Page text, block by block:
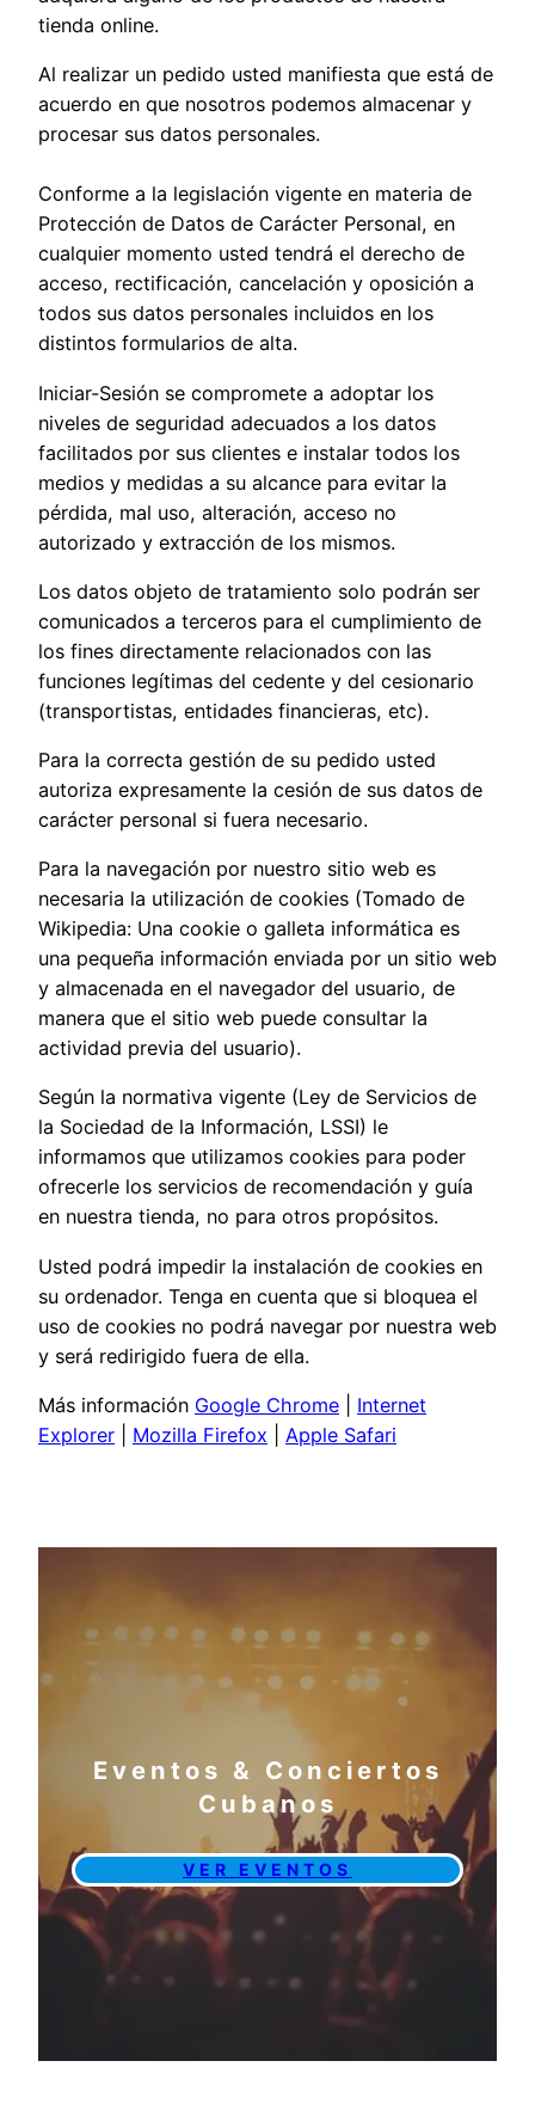
tienda online.
Al realizar un pedido usted manifiesta que está de
acuerdo en que nosotros podemos almacenar y
procesar sus datos personales.
Conforme a la legislación vigente en materia de
Protección de Datos de Carácter Personal, en
cualquier momento usted tendrá el derecho de
acceso, rectificación, cancelación y oposición a
todos sus datos personales incluidos en los
distintos formularios de alta.
Iniciar-Sesión se compromete a adoptar los
niveles de seguridad adecuados a los datos
facilitados por sus clientes e instalar todos los
medios y medidas a su alcance para evitar la
pérdida, mal uso, alteración, acceso no
autorizado y extracción de los mismos.
Los datos objeto de tratamiento solo podrán ser
comunicados a terceros para el cumplimiento de
los fines directamente relacionados con las
funciones legí­timas del cedente y del cesionario
(transportistas, entidades financieras, etc).
Para la correcta gestión de su pedido usted
autoriza expresamente la cesión de sus datos de
carácter personal si fuera necesario.
Para la navegación por nuestro sitio web es
necesaria la utilización de cookies (Tomado de
Wikipedia: Una cookie o galleta informática es
una pequeña información enviada por un sitio web
y almacenada en el navegador del usuario, de
manera que el sitio web puede consultar la
actividad previa del usuario).
Según la normativa vigente (Ley de Servicios de
la Sociedad de la Información, LSSI) le
informamos que utilizamos cookies para poder
ofrecerle los servicios de recomendación y guía
en nuestra tienda, no para otros propósitos.
Usted podrá impedir la instalación de cookies en
su ordenador. Tenga en cuenta que si bloquea el
uso de cookies no podrá navegar por nuestra web
y será redirigido fuera de ella.
Más información Google Chrome
Internet
Explorer
Mozilla Firefox Apple Safari
Eventos & Conciertos
Cubanos
VER EVENTOS